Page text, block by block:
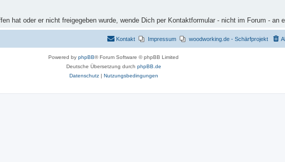
hat oder er nicht freigegeben wurde, wende Dich per Kontaktformular - nicht im Forum - an
woodworking.de - Schärfprojekt
Impressum
Kontakt
Powered by phpBB® Forum Software © phpBB Limited
Deutsche Übersetzung durch phpBB.de
Datenschutz| Nutzungsbedingungen